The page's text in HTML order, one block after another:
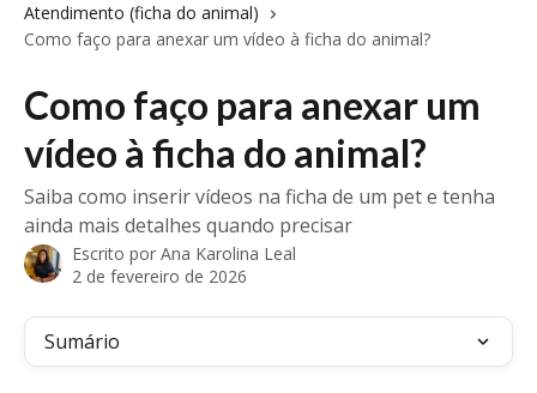
Atendimento (ficha do animal)
Como faço para anexar um vídeo à ficha do animal?
Como faço para anexar um
vídeo à ficha do animal?
Saiba como inserir vídeos na ficha de um pet e tenha
ainda mais detalhes quando precisar
Escrito por Ana Karolina Leal
2 de fevereiro de 2026
Sumário